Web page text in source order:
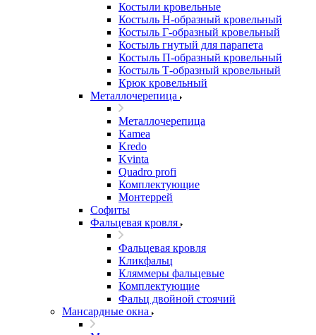
Костыли кровельные
Костыль H-образный кровельный
Костыль Г-образный кровельный
Костыль гнутый для парапета
Костыль П-образный кровельный
Костыль Т-образный кровельный
Крюк кровельный
Металлочерепица
Металлочерепица
Kamea
Kredo
Kvinta
Quadro profi
Комплектующие
Монтеррей
Софиты
Фальцевая кровля
Фальцевая кровля
Кликфальц
Кляммеры фальцевые
Комплектующие
Фальц двойной стоячий
Мансардные окна